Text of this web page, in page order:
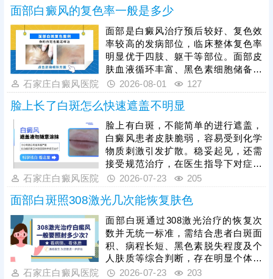
趁着发病早期就医，早期白斑症状
轻，及时治疗恢复速度更快。同时，
还需注意，并非所有患者都适合使用
芦可替尼，治疗前务必先做检查分析
病情，对症用药，令祛白真正发挥作
用。
面部白癜风的复色率一般是多少
面部是白癜风治疗预后较好、复色效
率较高的发病部位，临床整体复色率
明显优于四肢、躯干等部位。面部皮
肤血液循环丰富、黑色素细胞储备充
足，对治疗敏感度高，是其更易复色
的核心原因。面部白斑治疗切忌盲目
用药、偏方医治，不当干预易刺激皮
肤、加重色素脱失，需坚持科学规范
化治疗。308准分子激光是面部白癜
风的优选治疗方式，安全性高、针对
性强，准确作用于白斑病灶，刺激黑
色素细胞再生，适配面部娇嫩肌肤，
白癜风复色是循序渐进的过程，患者
需保持
石家庄白癜风医院 2026-08-01 127
脸上长了白斑怎么快速遮盖不明显
脸上有白斑，不能简单的进行遮盖，
白癜风患者皮肤脆弱，容易受到化学
物质刺激引发扩散。稳妥起见，还需
接受规范治疗，在医生指导下对症用
药、照光治疗，促进黑色素细胞修
加强护理措施，避免外伤感染、暴
晒，养成健康生活习惯，防治结合，
消灭白斑，免遭困扰。
石家庄白癜风医院 2026-07-23 205
面部白斑照308激光几次能恢复肤色
面部白斑通过308激光治疗的恢复次
数并无统一标准，需结合患者白斑面
积、病程长短、黑色素脱失程度及个
人肤质等综合判断，存在明显个体差
异。治疗的核心关键在于坚持规律照
石家庄白癜风医院 2026-07-23 203